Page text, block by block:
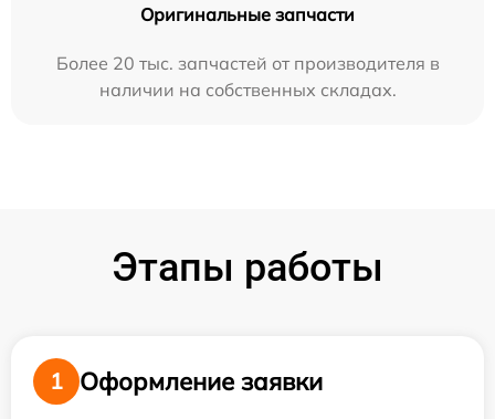
Оригинальные запчасти
Более 20 тыс. запчастей от производителя в
наличии на собственных складах.
Этапы работы
1
Оформление заявки